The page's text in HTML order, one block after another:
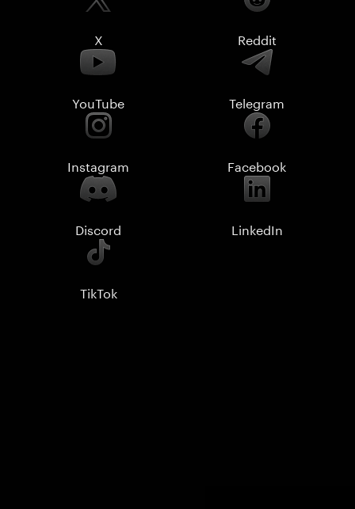
X Reddit
YouTube Telegram
Instagram Facebook
Discord LinkedIn
TikTok